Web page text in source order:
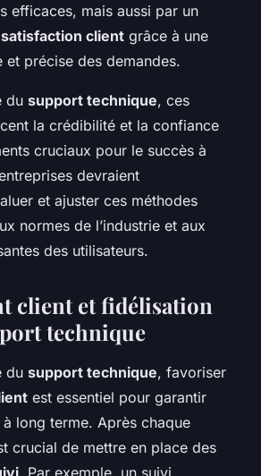
efficaces, mais aussi par un
satisfaction client grâce à une
et précise des demandes.
du support technique, ces
la crédibilité et la confiance
cruciaux pour le succès à
devraient
et ajuster ces méthodes
normes de l’industrie et aux
des utilisateurs.
client et fidélisation
technique
du support technique, favoriser
est essentiel pour garantir
à long terme. Après chaque
crucial de mettre en place des
. Par exemple, un suivi